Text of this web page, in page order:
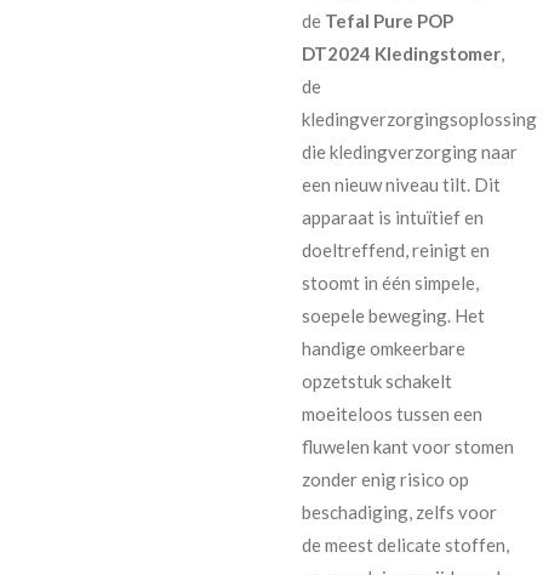
de Tefal Pure POP
DT2024 Kledingstomer,
de
kledingverzorgingsoplossing
die kledingverzorging naar
een nieuw niveau tilt. Dit
apparaat is intuïtief en
doeltreffend, reinigt en
stoomt in één simpele,
soepele beweging. Het
handige omkeerbare
opzetstuk schakelt
moeiteloos tussen een
fluwelen kant voor stomen
zonder enig risico op
beschadiging, zelfs voor
de meest delicate stoffen,